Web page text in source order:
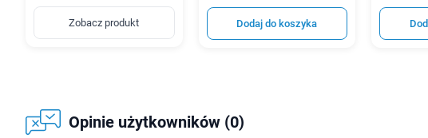
Zobacz produkt Dodaj do koszyka
Opinie użytkowników (0)